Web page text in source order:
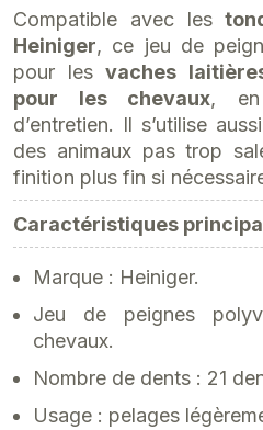
Compatible avec les
Heiniger, ce jeu de
pour lesvaches
pour les chevaux, en
d’entretien. Il s’utilise
des animaux pas trop
finition plus fin si
Caractéristiques
Marque : Heiniger.​
Jeu de peignes
chevaux.
Nombre de dents : 21
Usage : pelages